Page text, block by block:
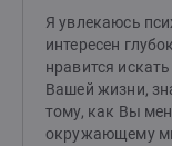
Я увлекаюсь
интересен
нравится
Вашей жизни,
тому, как Вы
окружающему